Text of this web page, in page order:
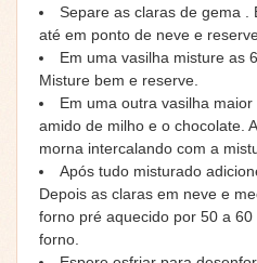
Separe as claras de gema .
até em ponto de neve e
Em uma vasilha misture as
Misture bem e reserve.
Em uma outra vasilha
amido de milho e o chocolate.
morna intercalando com a
Após tudo misturado
Depois as claras em neve e
forno pré aquecido por 50 a
forno.